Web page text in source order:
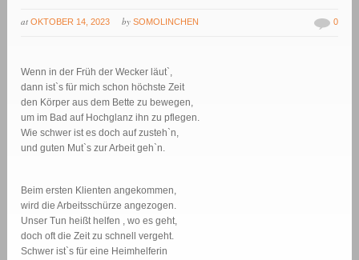
at OKTOBER 14, 2023 by SOMOLINCHEN 0
Wenn in der Früh der Wecker läut`,
dann ist`s für mich schon höchste Zeit
den Körper aus dem Bette zu bewegen,
um im Bad auf Hochglanz ihn zu pflegen.
Wie schwer ist es doch auf zusteh`n,
und guten Mut`s zur Arbeit geh`n.
Beim ersten Klienten angekommen,
wird die Arbeitsschürze angezogen.
Unser Tun heißt helfen , wo es geht,
doch oft die Zeit zu schnell vergeht.
Schwer ist`s für eine Heimhelferin